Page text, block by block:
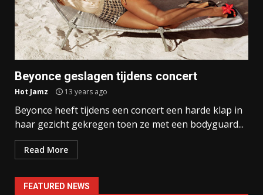
Beyonce geslagen tijdens concert
Hot Jamz 13 years ago
Beyonce heeft tijdens een concert een harde klap in
haar gezicht gekregen toen ze met een bodyguard...
Read More
FEATURED NEWS